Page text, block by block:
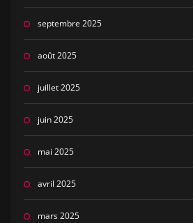
septembre 2025
août 2025
juillet 2025
juin 2025
mai 2025
avril 2025
mars 2025